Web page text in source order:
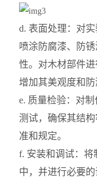
d. 表面处理：对
喷涂防腐漆、防
性。对木材部件
增加其美观度和防
e. 质量检验：对
测试，确保其结
准和规定。
f. 安装和调试：将
中，并进行必要